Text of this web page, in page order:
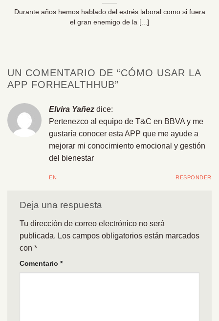
Durante años hemos hablado del estrés laboral como si fuera
el gran enemigo de la [...]
UN COMENTARIO DE “CÓMO USAR LA
APP FORHEALTHHUB”
Elvira Yañez dice:
Pertenezco al equipo de T&C en BBVA y me
gustaría conocer esta APP que me ayude a
mejorar mi conocimiento emocional y gestión
del bienestar
EN RESPONDER
Deja una respuesta
Tu dirección de correo electrónico no será
publicada. Los campos obligatorios están marcados
con *
Comentario *